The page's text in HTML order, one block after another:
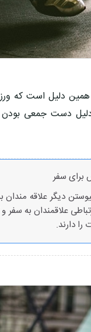
همین دلیل است که
دست جمعی
برای سفر
دیگر علاقه
علاقمندان به
دارند.